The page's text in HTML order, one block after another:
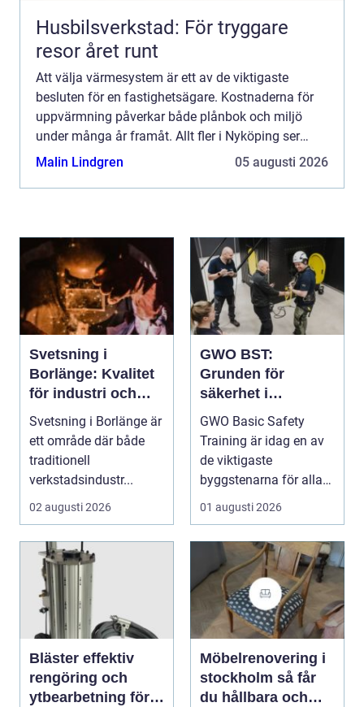
Husbilsverkstad: För tryggare
resor året runt
Att välja värmesystem är ett av de viktigaste
besluten för en fastighetsägare. Kostnaderna för
uppvärmning påverkar både plånbok och miljö
under många år framåt. Allt fler i Nyköping ser
därför över sina gamla pannor, direktel eller slitna
Malin Lindgren 05 augusti 2026
Svetsning i
Borlänge: Kvalitet
för industri och
konstruktion
Svetsning i Borlänge är
ett område där både
traditionell
verkstadsindustr...
02 augusti 2026
GWO BST:
Grunden för
säkerhet i
vindkraftsbransche
n
GWO Basic Safety
Training är idag en av
de viktigaste
byggstenarna för alla
som vill arbet...
01 augusti 2026
Bläster effektiv
rengöring och
ytbearbetning för
Möbelrenovering i
stockholm så får
du hållbara och